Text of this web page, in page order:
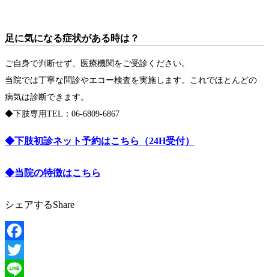
足に気になる症状がある時は？
ご自身で判断せず、医療機関をご受診ください。
当院では丁寧な問診やエコー検査を実施します。これでほとんどの
病気は診断できます。
◆下肢専用TEL：06-6809-6867
◆下肢初診ネット予約はこちら（24H受付）
◆当院の特徴はこちら
シェアするShare
Facebook
Twitter